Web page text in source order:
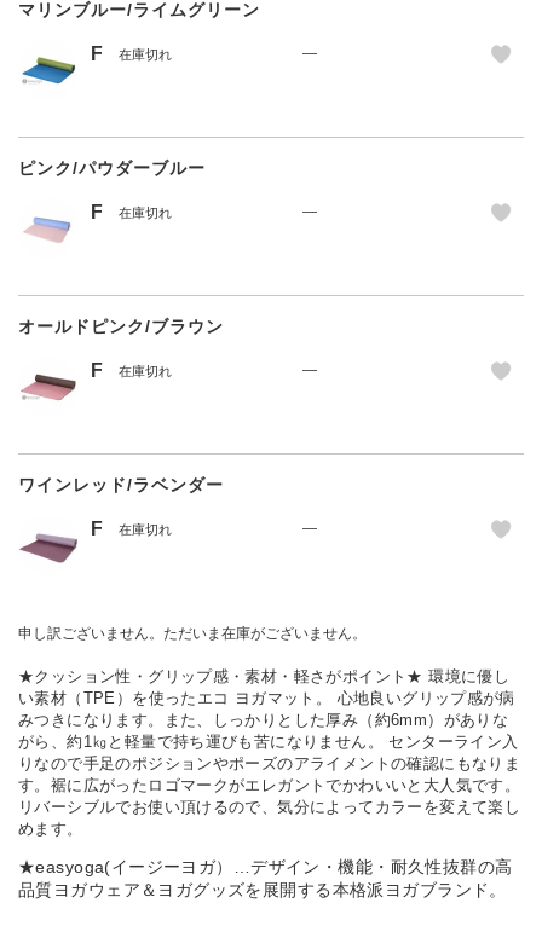
マリンブルー/ライムグリーン
F 在庫切れ —
ピンク/パウダーブルー
F 在庫切れ —
オールドピンク/ブラウン
F 在庫切れ —
ワインレッド/ラベンダー
F 在庫切れ —
申し訳ございません。ただいま在庫がございません。
★クッション性・グリップ感・素材・軽さがポイント★ 環境に優し
い素材（TPE）を使ったエコ ヨガマット。 心地良いグリップ感が病
みつきになります。また、しっかりとした厚み（約6mm）がありな
がら、約1㎏と軽量で持ち運びも苦になりません。 センターライン入
りなので手足のポジションやポーズのアライメントの確認にもなりま
す。裾に広がったロゴマークがエレガントでかわいいと大人気です。
リバーシブルでお使い頂けるので、気分によってカラーを変えて楽し
めます。
★easyoga(イージーヨガ）…デザイン・機能・耐久性抜群の高
品質ヨガウェア＆ヨガグッズを展開する本格派ヨガブランド。